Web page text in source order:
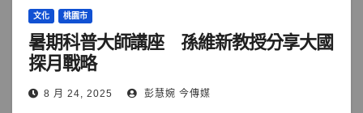
文化 桃園市
暑期科普大師講座 孫維新教授分享大國
探月戰略
8 月 24, 2025 彭慧婉 今傳媒